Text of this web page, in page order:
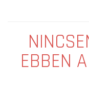
EBBEN